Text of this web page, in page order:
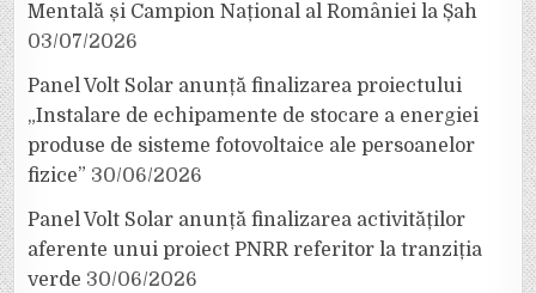
Mentală și Campion Național al României la Șah
03/07/2026
Panel Volt Solar anunță finalizarea proiectului
„Instalare de echipamente de stocare a energiei
produse de sisteme fotovoltaice ale persoanelor
fizice” 30/06/2026
Panel Volt Solar anunță finalizarea activităților
aferente unui proiect PNRR referitor la tranziția
verde 30/06/2026